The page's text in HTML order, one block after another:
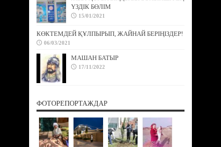
ҮЗДІК БӨЛІМ
15/01/2021
КӨКТЕМДЕЙ ҚҰЛПЫРЫП, ЖАЙНАЙ БЕРІҢІЗДЕР!
06/03/2021
МАШАН БАТЫР
17/11/2022
ФОТОРЕПОРТАЖДАР